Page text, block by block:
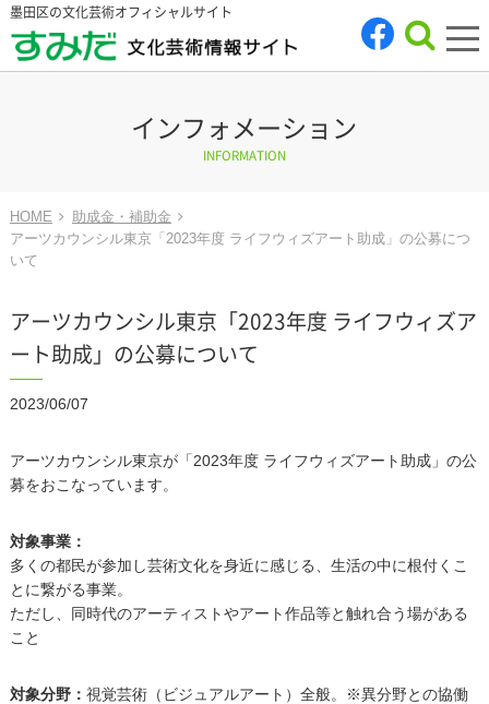
墨田区の文化芸術オフィシャルサイト
インフォメーション
INFORMATION
HOME
助成金・補助金
アーツカウンシル東京「2023年度 ライフウィズアート助成」の公募につ
いて
アーツカウンシル東京「2023年度 ライフウィズア
ート助成」の公募について
2023/06/07
アーツカウンシル東京が「2023年度 ライフウィズアート助成」の公
募をおこなっています。
対象事業：
多くの都民が参加し芸術文化を身近に感じる、生活の中に根付くこ
とに繋がる事業。
ただし、同時代のアーティストやアート作品等と触れ合う場がある
こと
対象分野： 視覚芸術（ビジュアルアート）全般。※異分野との協働